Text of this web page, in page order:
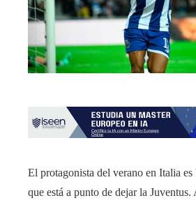
El protagonista del verano en Italia es
que está a punto de dejar la